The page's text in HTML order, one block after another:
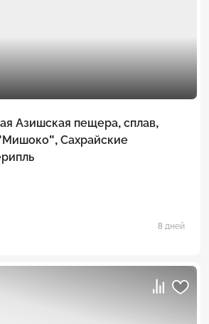
Сахрайские
8 дней